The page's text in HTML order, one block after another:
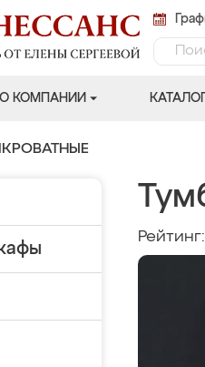
О КОМПАНИИ КАТАЛОГ
Рейтинг: